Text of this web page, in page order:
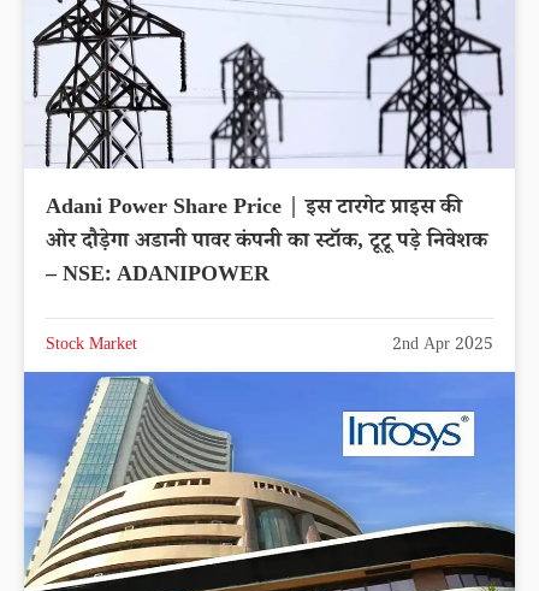
Adani Power Share Price | इस टारगेट प्राइस की
ओर दौड़ेगा अडानी पावर कंपनी का स्टॉक, टूटू पड़े निवेशक
– NSE: ADANIPOWER
Stock Market 2nd Apr 2025